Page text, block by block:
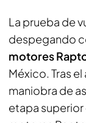
La prueba de
despegando
motores
México. Tras
maniobra de
etapa superior